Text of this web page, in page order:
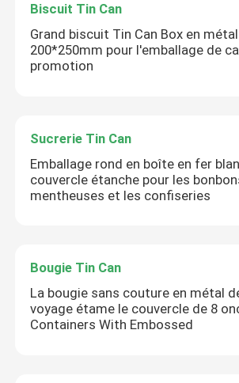
Biscuit Tin Can
Grand biscuit Tin Can Box en
200*250mm pour l'emballage de
promotion
Sucrerie Tin Can
Emballage rond en boîte en fer
couvercle étanche pour les
mentheuses et les confiseries
Bougie Tin Can
La bougie sans couture en métal
voyage étame le couvercle de 8
Containers With Embossed